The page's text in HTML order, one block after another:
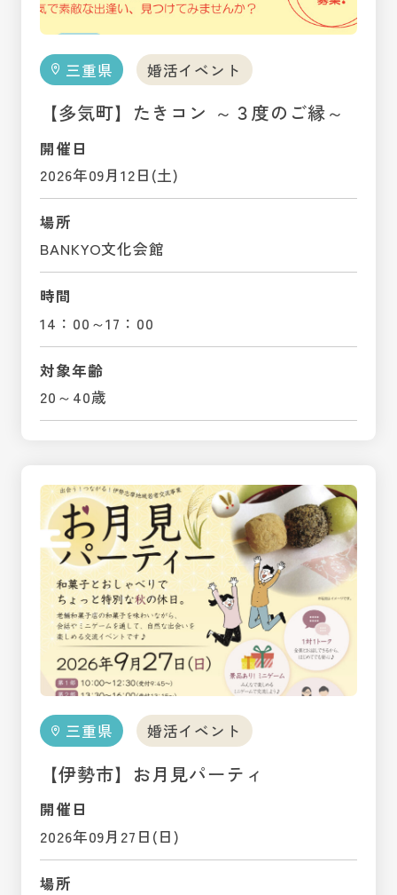
三重県 婚活イベント
【多気町】たきコン ～３度のご縁～
開催日
2026年09月12日(土)
場所
BANKYO文化会館
時間
14：00～17：00
対象年齢
20～40歳
三重県 婚活イベント
【伊勢市】お月見パーティ
開催日
2026年09月27日(日)
場所